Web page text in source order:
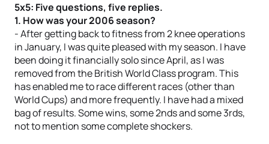
5x5: Five questions, five replies.
1. How was your 2006 season?
- After getting back to fitness from 2 knee operations
in January, I was quite pleased with my season. I have
been doing it financially solo since April, as I was
removed from the British World Class program. This
has enabled me to race different races (other than
World Cups) and more frequently. I have had a mixed
bag of results. Some wins, some 2nds and some 3rds,
not to mention some complete shockers.